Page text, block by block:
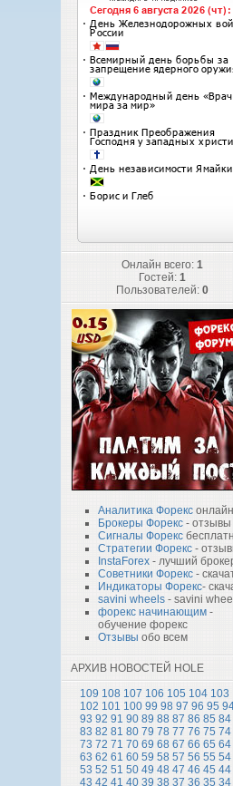
Онлайн всего:1
Гостей:1
Пользователей:0
Аналитика Форекс онлайн
Брокеры Форекс - отзывы
Сигналы Форекс
Стратегии Форекс -
InstaForex - лучший
Советники Форекс -
Индикаторы Форекс-
savini wheels - savini
форекс начинающим -
обучение форекс
Отзывы обо всем
АРХИВ НОВОСТЕЙ HOLE
109 108 107 106 105 104 103
102 101 100 99 98 97 96 95
93 92 91 90 89 88 87 86 85 84
83 82 81 80 79 78 77 76 75 74
73 72 71 70 69 68 67 66 65 64
63 62 61 60 59 58 57 56 55 54
53 52 51 50 49 48 47 46 45 44
43 42 41 40 39 38 37 36 35 34